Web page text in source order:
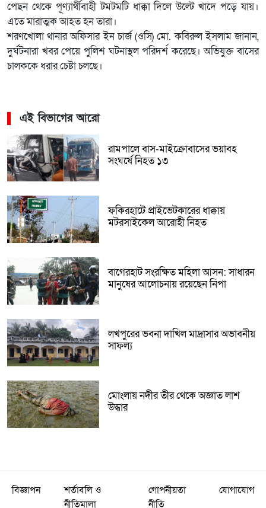
পেছন থেকে পূণ্যার্থীবাহী টমটমটি ধাক্কা দিলে উল্টে খাদে পড়ে যায়।
এতে মারাত্মক আহত হন তারা।
শরণখোলা থানার অফিসার ইন চার্জ (ওসি) মো. কবিরুল ইসলাম জানান,
দুর্ঘটনারা খবর পেয়ে পুলিশ ঘটনাস্থল পরিদর্শ করেছে। অভিযুক্ত বাসের
চালককে ধরার চেষ্টা চলছে।
এই বিভাগের আরো
রামপালে বাস-মাইক্রোবাসের ভয়াবহ
সংঘর্ষে নিহত ১৩
ফকিরহাটে প্রাইভেটকারের ধাক্কায়
মটরসাইকেল আরোহী নিহত
বাগেরহাট সংরক্ষিত মহিলা আসন: সাধারন
মানুষের আলোচনায় রয়েছেন নিপা
লখপুরের ভবনা দাখিল মাদ্রাসার অভাবনীয়
সাফল্য
মোংলায় নদীর তীর থেকে অজ্ঞাত লাশ
উদ্ধার
বিজ্ঞাপন
শর্তাবলি ও
নীতিমালা
গোপনীয়তা
নীতি
যোগাযোগ